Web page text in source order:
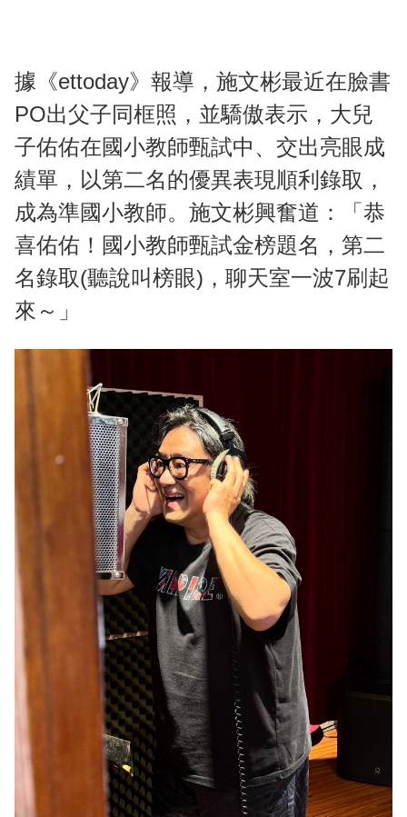
據《ettoday》報導，施文彬最近在臉書
PO出父子同框照，並驕傲表示，大兒
子佑佑在國小教師甄試中、交出亮眼成
績單，以第二名的優異表現順利錄取，
成為準國小教師。施文彬興奮道：「恭
喜佑佑！國小教師甄試金榜題名，第二
名錄取(聽說叫榜眼)，聊天室一波7刷起
來～」